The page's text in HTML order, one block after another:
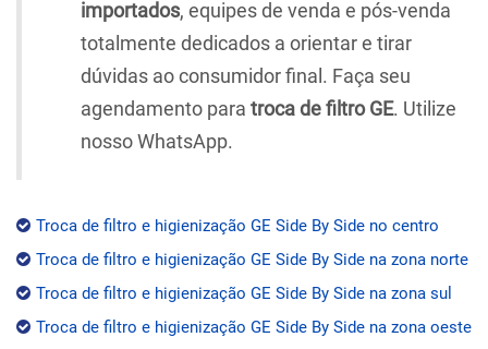
importados, equipes de venda e pós-venda
totalmente dedicados a orientar e tirar
dúvidas ao consumidor final. Faça seu
agendamento para troca de filtro GE. Utilize
nosso WhatsApp.
Troca de filtro e higienização GE Side By Side no centro
Troca de filtro e higienização GE Side By Side na zona norte
Troca de filtro e higienização GE Side By Side na zona sul
Troca de filtro e higienização GE Side By Side na zona oeste